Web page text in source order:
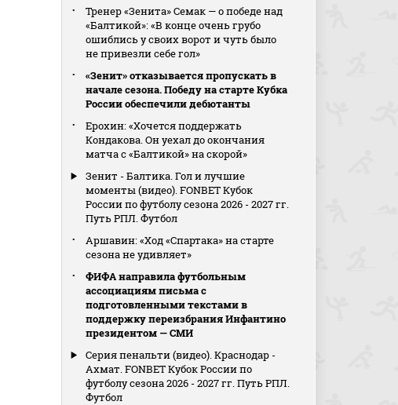
Тренер «Зенита» Семак — о победе над
«Балтикой»: «В конце очень грубо
ошиблись у своих ворот и чуть было
не привезли себе гол»
«Зенит» отказывается пропускать в
начале сезона. Победу на старте Кубка
России обеспечили дебютанты
Ерохин: «Хочется поддержать
Кондакова. Он уехал до окончания
матча с «Балтикой» на скорой»
Зенит - Балтика. Гол и лучшие
моменты (видео). FONBET Кубок
России по футболу сезона 2026 - 2027 гг.
Путь РПЛ. Футбол
Аршавин: «Ход «Спартака» на старте
сезона не удивляет»
ФИФА направила футбольным
ассоциациям письма с
подготовленными текстами в
поддержку переизбрания Инфантино
президентом — СМИ
Серия пенальти (видео). Краснодар -
Ахмат. FONBET Кубок России по
футболу сезона 2026 - 2027 гг. Путь РПЛ.
Футбол